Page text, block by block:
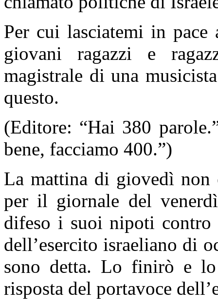
Per cui lasciatemi in pace
giovani ragazzi e
magistrale di una
questo.
(Editore: “Hai 380
bene, facciamo 400.”)
La mattina di giovedì
per il giornale del
difeso i suoi nipoti contro
dell’esercito israeliano di
sono detta. Lo finirò e
risposta del portavoce